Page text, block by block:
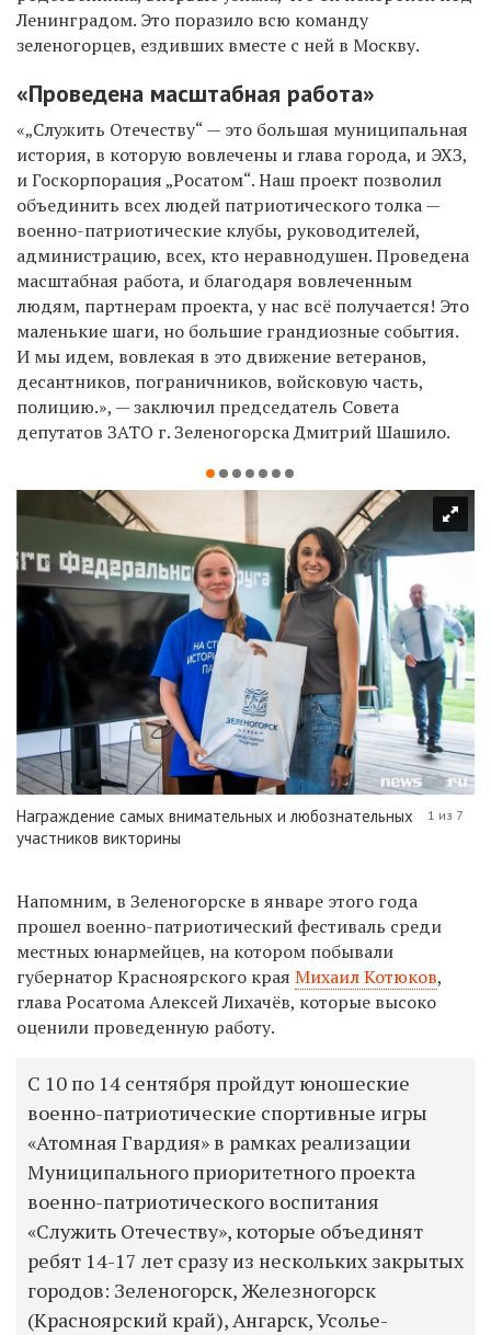
Ленинградом. Это поразило всю команду
зеленогорцев, ездивших вместе с ней в Москву.
«Проведена масштабная работа»
«„Служить Отечеству“ — это большая муниципальная
история, в которую вовлечены и глава города, и ЭХЗ,
и Госкорпорация „Росатом“. Наш проект позволил
объединить всех людей патриотического толка —
военно-патриотические клубы, руководителей,
администрацию, всех, кто неравнодушен. Проведена
масштабная работа, и благодаря вовлеченным
людям, партнерам проекта, у нас всё получается! Это
маленькие шаги, но большие грандиозные события.
И мы идем, вовлекая в это движение ветеранов,
десантников, пограничников, войсковую часть,
полицию.», — заключил председатель Совета
депутатов ЗАТО г. Зеленогорска Дмитрий Шашило.
Награждение самых внимательных и любознательных
участников викторины
1 из 7
Напомним, в Зеленогорске в январе этого года
прошел военно-патриотический фестиваль среди
местных юнармейцев, на котором побывали
губернатор Красноярского края Михаил Котюков,
глава Росатома Алексей Лихачёв, которые высоко
оценили проведенную работу.
С 10 по 14 сентября пройдут юношеские
военно-патриотические спортивные игры
«Атомная Гвардия» в рамках реализации
Муниципального приоритетного проекта
военно-патриотического воспитания
«Служить Отечеству», которые объединят
ребят 14-17 лет сразу из нескольких закрытых
городов: Зеленогорск, Железногорск
(Красноярский край), Ангарск, Усолье-